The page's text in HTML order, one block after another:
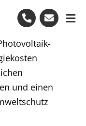
und einen